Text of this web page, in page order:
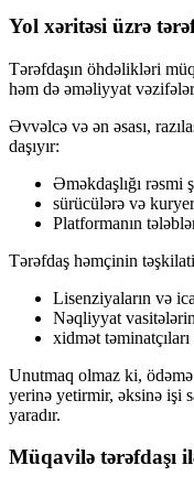
Yol xəritəsi üzrə
Tərəfdaşın öhdəlikləri
həm də əməliyyat
Əvvəlcə və ən əsası,
daşıyır:
Əməkdaşlığı rəsmi
sürücülərə və
Platformanın
Tərəfdaş həmçinin
Lisenziyaların və
Nəqliyyat
xidmət
Unutmaq olmaz ki, ödəmə
yerinə yetirmir, əksinə işi
yaradır.
Müqavilə tərəfdaşı